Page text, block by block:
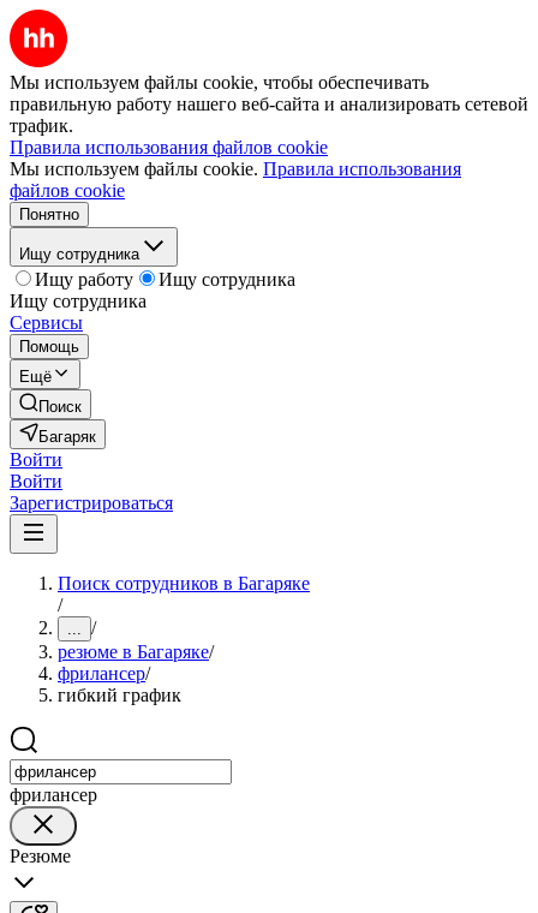
Мы используем файлы cookie, чтобы обеспечивать
правильную работу нашего веб-сайта и анализировать сетевой
трафик.
Правила использования файлов cookie
Мы используем файлы cookie. Правила использования
файлов cookie
Понятно
Ищу сотрудника
Ищу работу
Ищу сотрудника
Ищу сотрудника
Сервисы
Помощь
Ещё
Поиск
Багаряк
Войти
Войти
Зарегистрироваться
Поиск сотрудников в Багаряке
/
... /
резюме в Багаряке/
фрилансер/
гибкий график
фрилансер
Резюме